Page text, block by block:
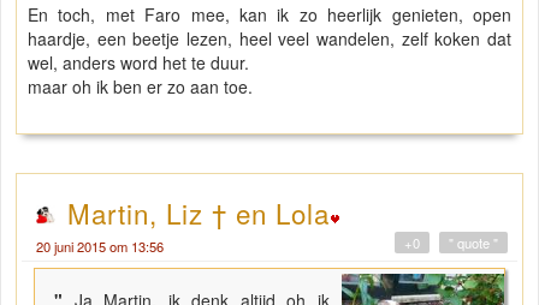
En toch, met Faro mee, kan ik zo heerlijk genieten, open
haardje, een beetje lezen, heel veel wandelen, zelf koken dat
wel, anders word het te duur.
maar oh ik ben er zo aan toe.
Martin, Liz † en Lola
20 juni 2015 om 13:56 " quote "
+0
" Ja Martin, ik denk altijd oh ik